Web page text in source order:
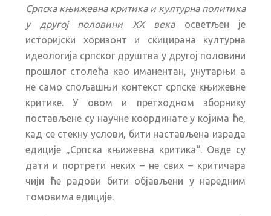
Српска књижевна критика и културна политика
у другој половини XX векаосветљен је
историјски хоризонт и скицирана културна
идеологија српског друштва у другој половини
прошлог столећа као иманентан, унутарњи а
не само спољашњи контекст српске књижевне
критике. У овом и претходном зборнику
постављене су научне координате у којима ће,
кад се стекну услови, бити настављена израда
едиције „Српска књижевна критика“. Овде су
дати и портрети неких – не свих – критичара
чији ће радови бити објављени у наредним
томовима едиције.